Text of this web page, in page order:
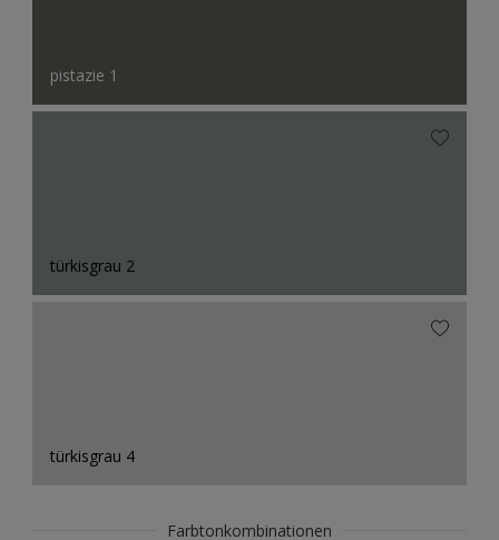
pistazie 1
türkisgrau 2
türkisgrau 4
Farbtonkombinationen